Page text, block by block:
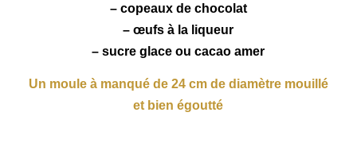
– copeaux de chocolat
– œufs à la liqueur
– sucre glace ou cacao amer
Un moule à manqué de 24 cm de diamètre mouillé
et bien égoutté